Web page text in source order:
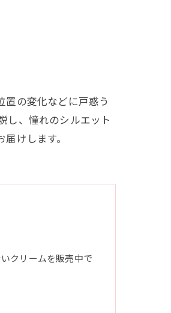
の変化などに戸惑う
し、憧れのシルエット
けします。
クリームを販売中で